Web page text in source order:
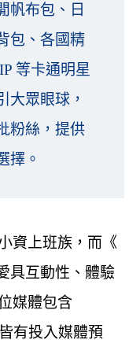
帆布包、日
包、各國精
等卡通明星
大眾眼球，
粉絲，提供
擇。
資上班族，而《
具互動性、體驗
媒體包含
有投入媒體預